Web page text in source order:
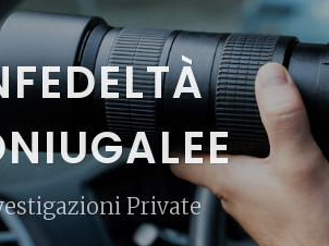
Private